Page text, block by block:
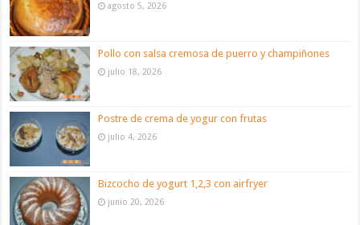
agosto 5, 2026
Pollo con salsa cremosa de puerro y champiñones
julio 18, 2026
Postre de crema de yogur con frutas
julio 4, 2026
Bizcocho de yogurt 1,2,3 con airfryer
junio 20, 2026